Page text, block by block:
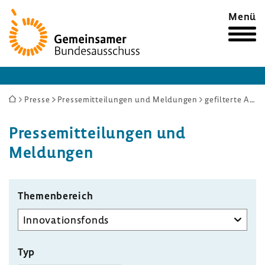
Zur
Startseite
Menü
Sie
hier:
Presse Pressemitteilungen und Meldungen gefilterte Auswahl
Pres­se­mit­tei­lungen und
Meldungen
Themenbereich
Typ